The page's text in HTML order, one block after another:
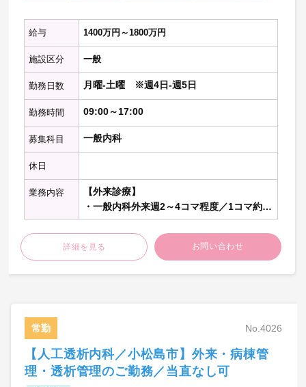
給与 1400万円～1800万円
施設区分 一般
勤務日数 月曜-土曜 ※週4日-週5日
勤務時間 09:00～17:00
募集科目 一般内科
休日
業務内容
【外来診療】
・一般内科外来週2～4コマ程度／1コマ約
20名程度
【病棟管理】
医制
※記載の件数等は目安の数字です。
詳細を見る お問い合わせ
常勤 No.4026
【人工透析内科／小松島市】外来・病棟管
理・透析管理のご勤務／当直なし可